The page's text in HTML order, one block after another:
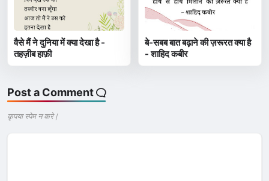
वैसे मैं ने दुनिया में क्या देखा है -
तहज़ीब हाफ़ी
बे-सबब बात बढ़ाने की ज़रूरत क्या है
- शाहिद कबीर
Post a Comment
कृपया स्पेम न करे |